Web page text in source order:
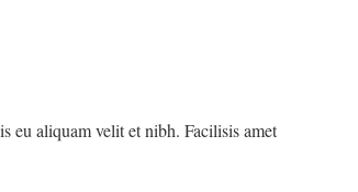
eu aliquam velit et nibh. Facilisis amet